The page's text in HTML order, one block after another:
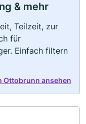
& mehr
Teilzeit, zur
für
Einfach filtern
Ottobrunn ansehen